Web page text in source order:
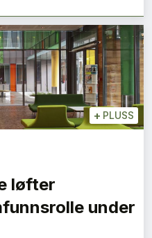
+ PLUSS
løfter
under